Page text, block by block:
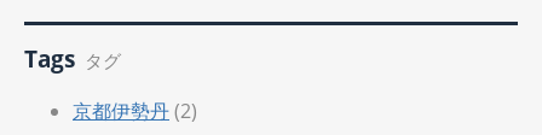
Tags タグ
京都伊勢丹(2)